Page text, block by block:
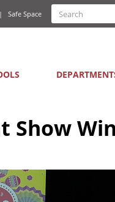
Safe Space
Search
Search